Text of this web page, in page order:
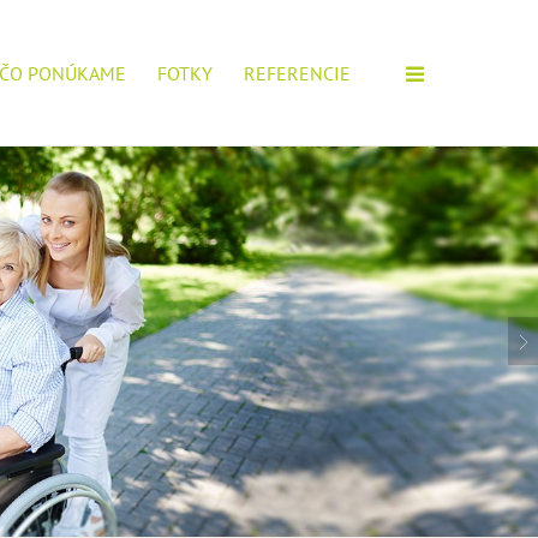
ČO PONÚKAME FOTKY REFERENCIE
ZARIADENÍ!POŠTITE SI ŽIADOSŤ.